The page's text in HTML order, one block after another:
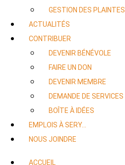
GESTION DES PLAINTES
ACTUALITÉS
CONTRIBUER
DEVENIR BÉNÉVOLE
FAIRE UN DON
DEVENIR MEMBRE
DEMANDE DE SERVICES
BOÎTE À IDÉES
EMPLOIS À SERY…
NOUS JOINDRE
ACCUEIL